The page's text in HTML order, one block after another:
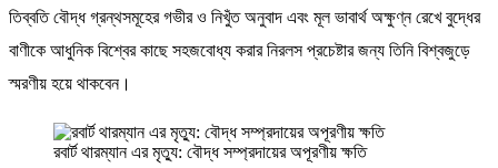
তিব্বতি বৌদ্ধ গ্রন্থসমূহের গভীর ও নিখুঁত অনুবাদ এবং মূল ভাবার্থ অক্ষুণ্ন রেখে বুদ্ধের
বাণীকে আধুনিক বিশ্বের কাছে সহজবোধ্য করার নিরলস প্রচেষ্টার জন্য তিনি বিশ্বজুড়ে
স্মরণীয় হয়ে থাকবেন।
রবার্ট থারম্যান এর মৃত্যু: বৌদ্ধ সম্প্রদায়ের অপূরণীয় ক্ষতি